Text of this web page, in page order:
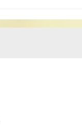
道韻 傳承中華文脈